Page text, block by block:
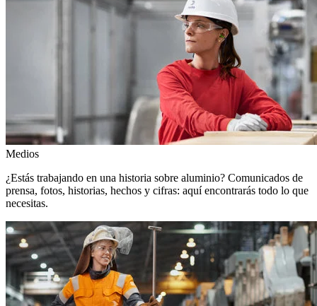
Medios
¿Estás trabajando en una historia sobre aluminio? Comunicados de
prensa, fotos, historias, hechos y cifras: aquí encontrarás todo lo que
necesitas.